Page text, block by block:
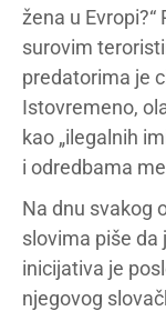
žena u
surovim
predatorima je
Istovremeno,
kao „ilegalnih
i odredbama
Na dnu svakog
slovima piše da
inicijativa je
njegovog